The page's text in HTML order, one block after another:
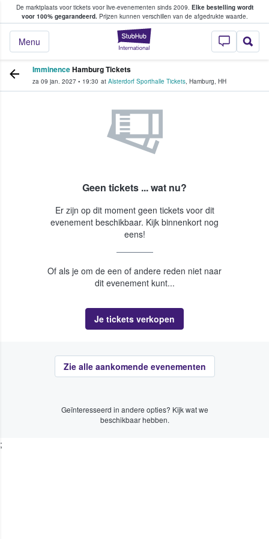
De marktplaats voor tickets voor live-evenementen sinds 2009. Elke bestelling wordt
voor 100% gegarandeerd.Prijzen kunnen verschillen van de afgedrukte waarde.
StubHub: waar
Menu
tickets kopen en verkopen
ImminenceHamburg Tickets
za 09 jan. 2027 • 19:30 at Alsterdorf Sporthalle Tickets, Hamburg, HH
Geen tickets ... wat nu?
Er zijn op dit moment geen tickets voor dit
evenement beschikbaar. Kijk binnenkort nog
eens!
Of als je om de een of andere reden niet naar
dit evenement kunt...
Je tickets verkopen
Zie alle aankomende evenementen
Geïnteresseerd in andere opties? Kijk wat we
beschikbaar hebben.
;